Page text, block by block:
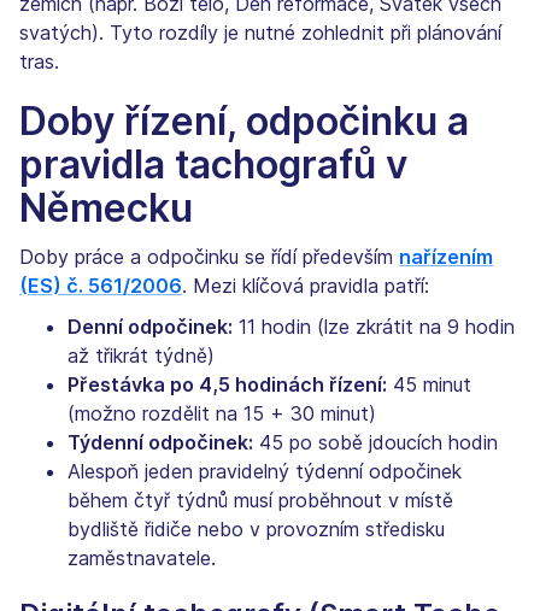
svatých). Tyto rozdíly je nutné zohlednit při plánování
tras.
Doby řízení, odpočinku a
pravidla tachografů v
Německu
Doby práce a odpočinku se řídí především nařízením
(ES) č. 561/2006. Mezi klíčová pravidla patří:
Denní odpočinek: 11 hodin (lze zkrátit na 9 hodin
až třikrát týdně)
Přestávka po 4,5 hodinách řízení: 45 minut
(možno rozdělit na 15 + 30 minut)
Týdenní odpočinek: 45 po sobě jdoucích hodin
Alespoň jeden pravidelný týdenní odpočinek
během čtyř týdnů musí proběhnout v místě
bydliště řidiče nebo v provozním středisku
zaměstnavatele.